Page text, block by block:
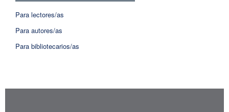
Para lectores/as
Para autores/as
Para bibliotecarios/as